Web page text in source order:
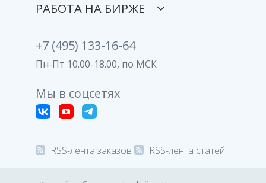
РАБОТА НА БИРЖЕ
+7 (495) 133-16-64
Пн-Пт 10.00-18.00, по МСК
Мы в соцсетях
RSS-лента заказов RSS-лента статей